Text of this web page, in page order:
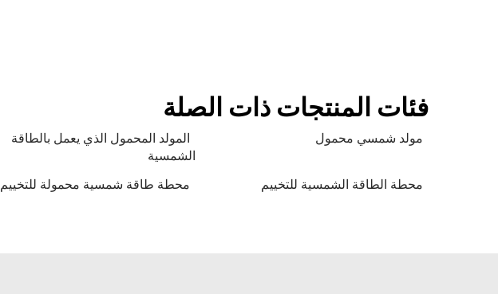
فئات المنتجات ذات الصلة
مولد شمسي محمول
المولد المحمول الذي يعمل بالطاقة
الشمسية
محطة الطاقة الشمسية للتخييم محطة طاقة شمسية محمولة للتخييم